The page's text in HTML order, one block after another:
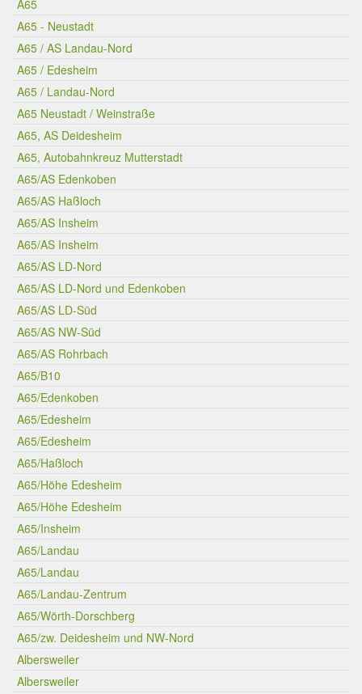
A65
A65 - Neustadt
A65 / AS Landau-Nord
A65 / Edesheim
A65 / Landau-Nord
A65 Neustadt / Weinstraße
A65, AS Deidesheim
A65, Autobahnkreuz Mutterstadt
A65/AS Edenkoben
A65/AS Haßloch
A65/AS Insheim
A65/AS Insheim
A65/AS LD-Nord
A65/AS LD-Nord und Edenkoben
A65/AS LD-Süd
A65/AS NW-Süd
A65/AS Rohrbach
A65/B10
A65/Edenkoben
A65/Edesheim
A65/Edesheim
A65/Haßloch
A65/Höhe Edesheim
A65/Höhe Edesheim
A65/Insheim
A65/Landau
A65/Landau
A65/Landau-Zentrum
A65/Wörth-Dorschberg
A65/zw. Deidesheim und NW-Nord
Albersweiler
Albersweiler